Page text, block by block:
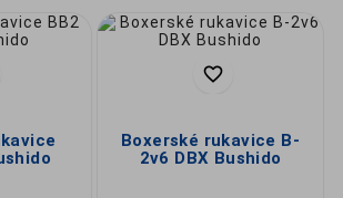
až tak tvrdé jako například při zápase
volí velikost menší (10oz.), jde přece
i jako volba pro menší
Pro děti se rukavice vyrábějí od

Boxerské rukavice B-
2v6 DBX Bushido